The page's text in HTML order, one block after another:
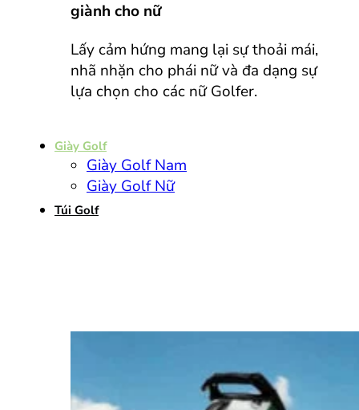
giành cho nữ
Lấy cảm hứng mang lại sự thoải mái,
nhã nhặn cho phái nữ và đa dạng sự
lựa chọn cho các nữ Golfer.
Giày Golf
Giày Golf Nam
Giày Golf Nữ
Túi Golf